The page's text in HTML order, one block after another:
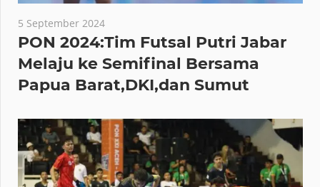
5 September 2024
PON 2024:Tim Futsal Putri Jabar
Melaju ke Semifinal Bersama